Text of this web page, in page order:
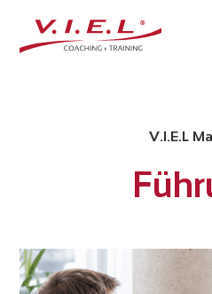
V.I.E.L